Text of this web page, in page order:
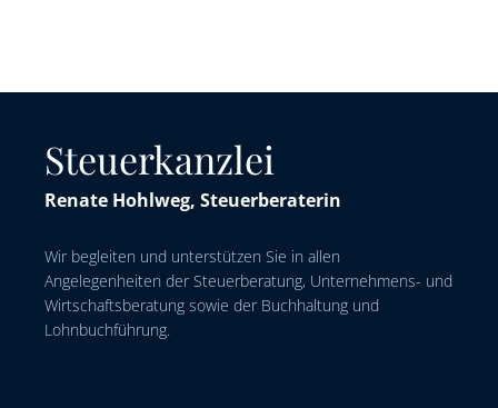
Steuerkanzlei
Renate Hohlweg, Steuerberaterin
Wir begleiten und unterstützen Sie in allen
Angelegenheiten der Steuerberatung, Unternehmens- und
Wirtschaftsberatung sowie der Buchhaltung und
Lohnbuchführung.